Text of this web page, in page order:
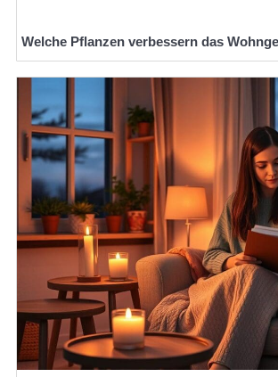
Welche Pflanzen verbessern das